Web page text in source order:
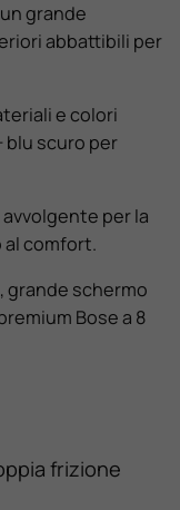
grande
abbattibili per
e colori
scuro per
per la
comfort.
schermo
Bose a 8
frizione